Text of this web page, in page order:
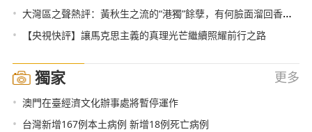
• 大灣區之聲熱評：黃秋生之流的“港獨”餘孽，有何臉面溜回香港？
• 【央視快評】讓馬克思主義的真理光芒繼續照耀前行之路
獨家 更多
• 澳門在臺經濟文化辦事處將暫停運作
• 台灣新增167例本土病例 新增18例死亡病例